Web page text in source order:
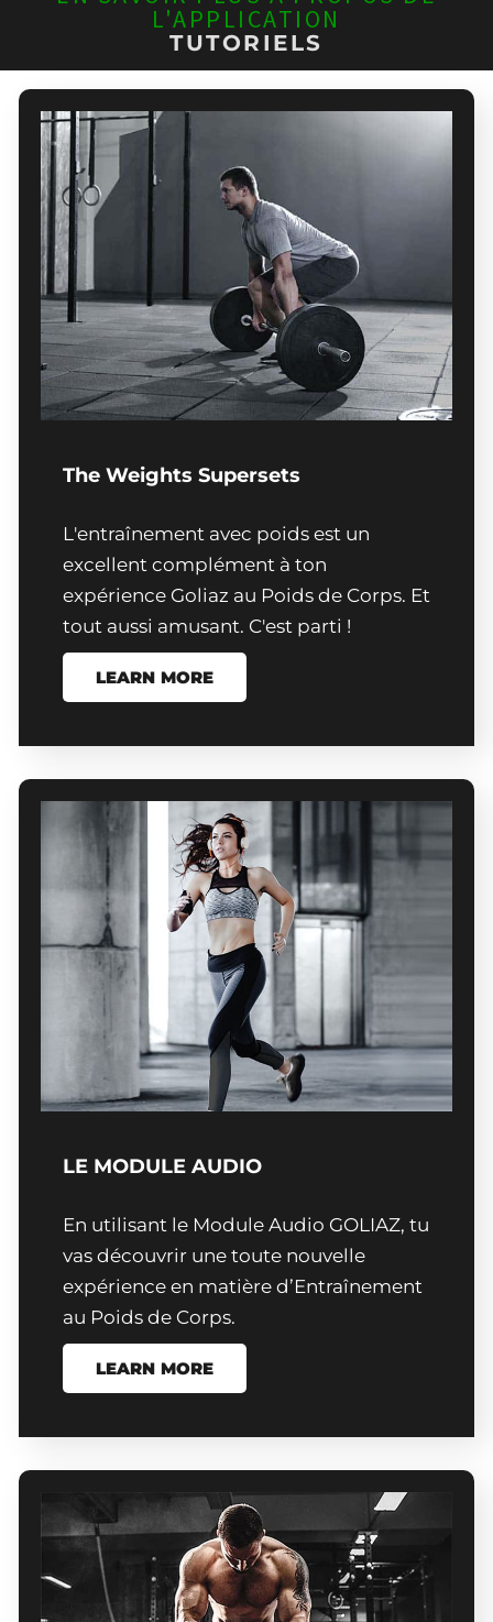
L'APPLICATION
TUTORIELS
The Weights Supersets
L'entraînement avec poids est un
excellent complément à ton
expérience Goliaz au Poids de Corps. Et
tout aussi amusant. C'est parti !
LEARN MORE
LE MODULE AUDIO
En utilisant le Module Audio GOLIAZ, tu
vas découvrir une toute nouvelle
expérience en matière d’Entraînement
au Poids de Corps.
LEARN MORE